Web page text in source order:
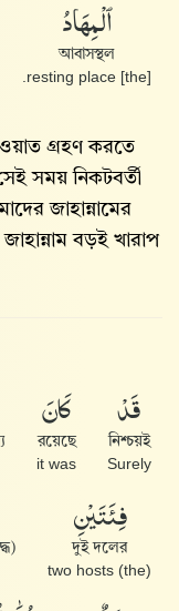
ٱلْمِهَادُ
আবাসস্থল
[the] resting place.
গ্রহণ করতে
সময় নিকটবর্তী
জাহান্নামের
বড়ই খারাপ
قَدْ
নিশ্চয়ই
Surely
كَانَ
রয়েছে
it was
فِئَتَيْنِ
দুই দলের
(the) two hosts